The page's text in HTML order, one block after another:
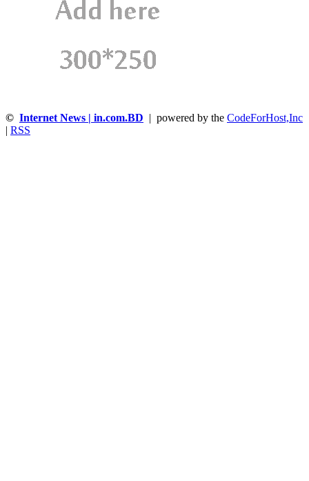
© Internet News | in.com.BD | powered by the CodeForHost,Inc
| RSS